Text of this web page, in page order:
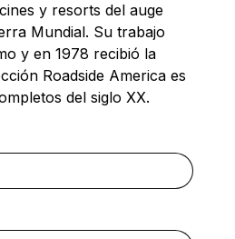
y resorts del auge
Mundial. Su trabajo
y en 1978 recibió la
Roadside America es
del siglo XX.